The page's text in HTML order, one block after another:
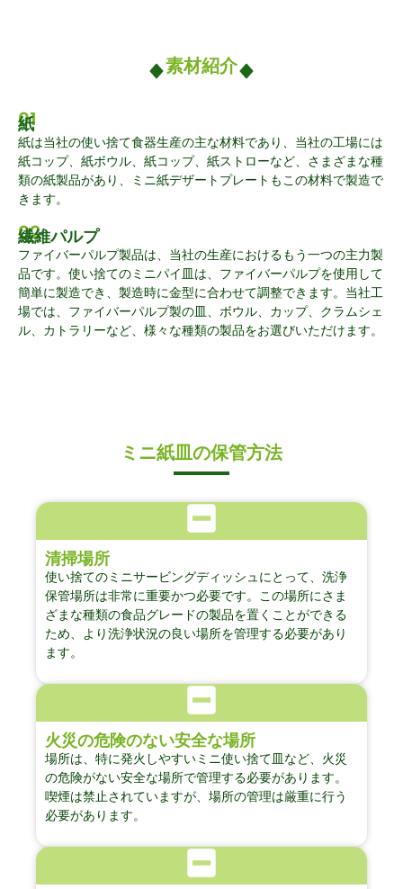
素材紹介
01
紙
紙は当社の使い捨て食器生産の主な材料であり、当社の工場には
紙コップ、紙ボウル、紙コップ、紙ストローなど、さまざまな種
類の紙製品があり、ミニ紙デザートプレートもこの材料で製造で
きます。
02
繊維パルプ
ファイバーパルプ製品は、当社の生産におけるもう一つの主力製
品です。使い捨てのミニパイ皿は、ファイバーパルプを使用して
簡単に製造でき、製造時に金型に合わせて調整できます。当社工
場では、ファイバーパルプ製の皿、ボウル、カップ、クラムシェ
ル、カトラリーなど、様々な種類の製品をお選びいただけます。
ミニ紙皿の保管方法
清掃場所
使い捨てのミニサービングディッシュにとって、洗浄
保管場所は非常に重要かつ必要です。この場所にさま
ざまな種類の食品グレードの製品を置くことができる
ため、より洗浄状況の良い場所を管理する必要があり
ます。
火災の危険のない安全な場所
場所は、特に発火しやすいミニ使い捨て皿など、火災
の危険がない安全な場所で管理する必要があります。
喫煙は禁止されていますが、場所の管理は厳重に行う
必要があります。